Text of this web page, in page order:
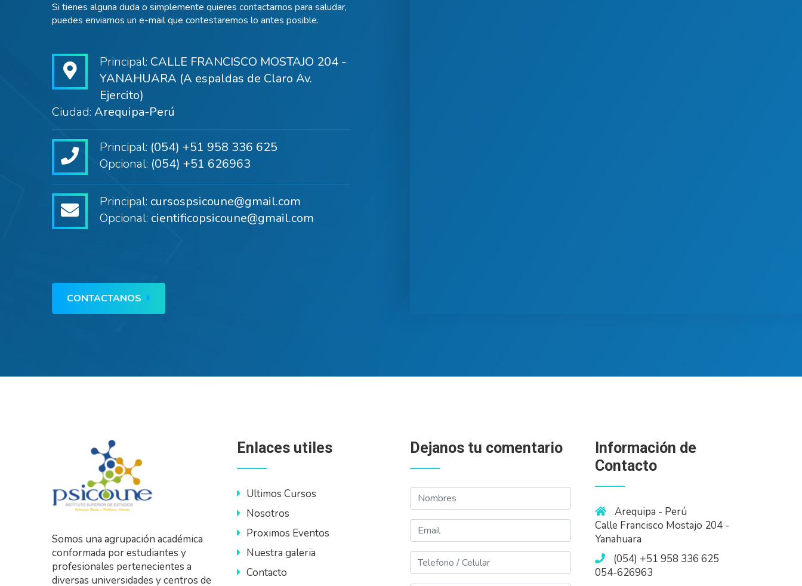
Si tienes alguna duda o simplemente quieres contactarnos para saludar,
puedes enviarnos un e-mail que contestaremos lo antes posible.
Principal: CALLE FRANCISCO MOSTAJO 204 -
YANAHUARA (A espaldas de Claro Av.
Ejercito)
Ciudad: Arequipa-Perú
Principal: (054) +51 958 336 625
Opcional: (054) +51 626963
Principal: cursospsicoune@gmail.com
Opcional: cientificopsicoune@gmail.com
CONTACTANOS
Somos una agrupación académica
conformada por estudiantes y
profesionales pertenecientes a
diversas universidades y centros de
Enlaces utiles
Ultimos Cursos
Nosotros
Proximos Eventos
Nuestra galeria
Contacto
Dejanos tu comentario
Nombres
Email
Telefono
Información de
Contacto
Arequipa - Perú
Calle Francisco Mostajo 204 -
Yanahuara
(054) +51 958 336 625
054-626963